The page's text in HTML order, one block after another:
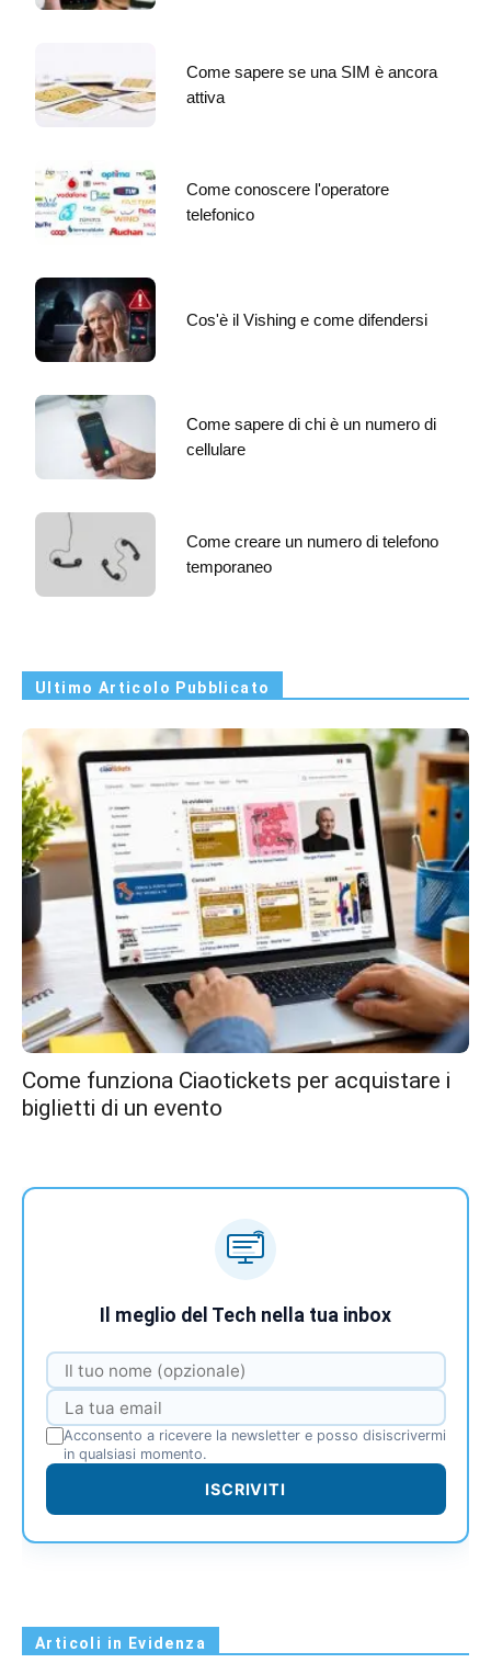
Come sapere se una SIM è ancora
attiva
Come conoscere l'operatore
telefonico
Cos'è il Vishing e come difendersi
Come sapere di chi è un numero di
cellulare
Come creare un numero di telefono
temporaneo
Ultimo Articolo Pubblicato
Come funziona Ciaotickets per acquistare i
biglietti di un evento
Il meglio del Tech nella tua inbox
Acconsento a ricevere la newsletter e posso disiscrivermi
in qualsiasi momento.
ISCRIVITI
Articoli in Evidenza